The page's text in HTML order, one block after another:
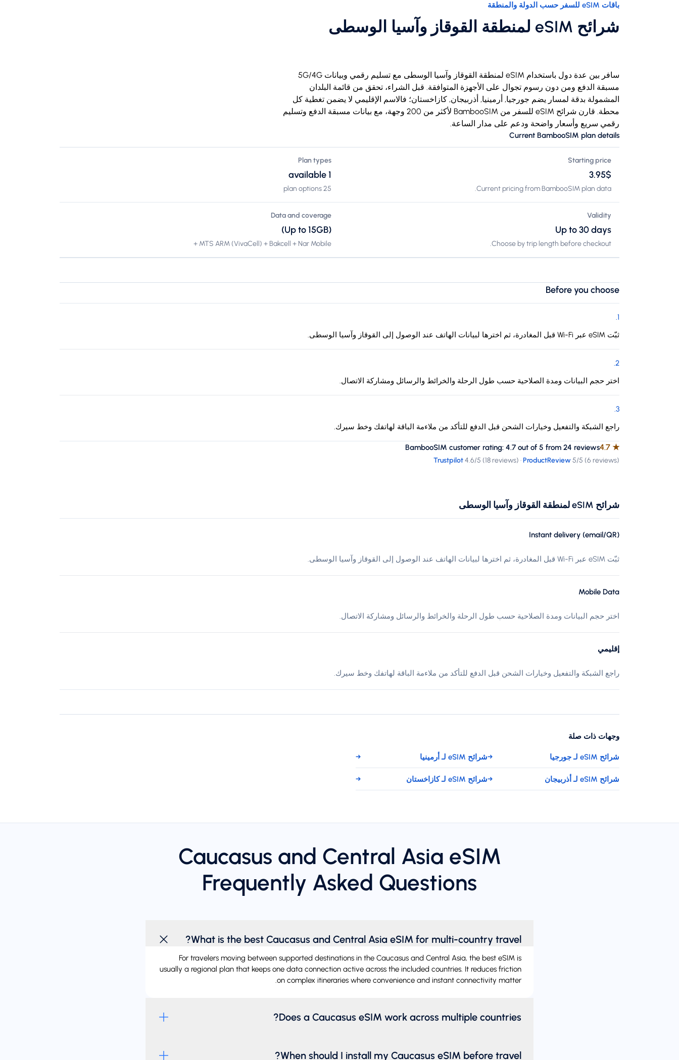
باقات eSIM للسفر حسب الدولة والمنطقة
شرائح eSIM لمنطقة القوقاز وآسيا الوسطى
سافر بين عدة دول باستخدام eSIM لمنطقة القوقاز وآسيا الوسطى مع تسليم رقمي وبيانات 5G/4G
مسبقة الدفع ومن دون رسوم تجوال على الأجهزة المتوافقة. قبل الشراء، تحقق من قائمة البلدان
المشمولة بدقة لمسار يضم جورجيا, أرمينيا, أذربيجان, كازاخستان؛ فالاسم الإقليمي لا يضمن تغطية كل
محطة. قارن شرائح eSIM للسفر من BambooSIM لأكثر من 200 وجهة، مع بيانات مسبقة الدفع وتسليم
رقمي سريع وأسعار واضحة ودعم على مدار الساعة.
Current BambooSIM plan details
Starting price
$‏3.95
Current pricing from BambooSIM plan data.
Plan types
1 available
25 plan options
Validity
Up to 30 days
Choose by trip length before checkout.
Data and coverage
(Up to 15GB)
MTS ARM (VivaCell) + Bakcell + Nar Mobile +
Before you choose
1
.
ثبّت eSIM عبر Wi-Fi قبل المغادرة، ثم اخترها لبيانات الهاتف عند الوصول إلى القوقاز وآسيا الوسطى.
2
.
اختر حجم البيانات ومدة الصلاحية حسب طول الرحلة والخرائط والرسائل ومشاركة الاتصال.
3
.
راجع الشبكة والتفعيل وخيارات الشحن قبل الدفع للتأكد من ملاءمة الباقة لهاتفك وخط سيرك.
★
4.7
BambooSIM customer rating: 4.7 out of 5 from 24 reviews
Trustpilot4.6/5 (18 reviews) ·ProductReview5/5 (6 reviews)
شرائح eSIM لمنطقة القوقاز وآسيا الوسطى
Instant delivery (email/QR)
ثبّت eSIM عبر Wi-Fi قبل المغادرة، ثم اخترها لبيانات الهاتف عند الوصول إلى القوقاز وآسيا الوسطى.
Mobile Data
اختر حجم البيانات ومدة الصلاحية حسب طول الرحلة والخرائط والرسائل ومشاركة الاتصال.
إقليمي
راجع الشبكة والتفعيل وخيارات الشحن قبل الدفع للتأكد من ملاءمة الباقة لهاتفك وخط سيرك.
وجهات ذات صلة
شرائح eSIM لـ جورجيا →شرائح eSIM لـ أرمينيا →
شرائح eSIM لـ أذربيجان →شرائح eSIM لـ كازاخستان →
Caucasus and Central Asia eSIM
Frequently Asked Questions
What is the best Caucasus and Central Asia eSIM for multi-country travel?
For travelers moving between supported destinations in the Caucasus and Central Asia, the best eSIM is
usually a regional plan that keeps one data connection active across the included countries. It reduces friction
on complex itineraries where convenience and instant connectivity matter.
Does a Caucasus eSIM work across multiple countries?
When should I install my Caucasus eSIM before travel?